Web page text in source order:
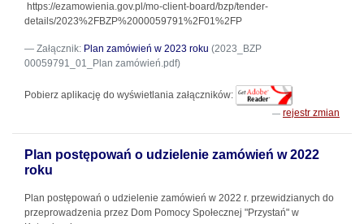
https://ezamowienia.gov.pl/mo-client-board/bzp/tender-
details/2023%2FBZP%2000059791%2F01%2FP
Załącznik: Plan zamówień w 2023 roku (2023_BZP
00059791_01_Plan zamówień.pdf)
Pobierz aplikację do wyświetlania załączników:
rejestr zmian
Plan postępowań o udzielenie zamówień w 2022
roku
Plan postępowań o udzielenie zamówień w 2022 r. przewidzianych do
przeprowadzenia przez Dom Pomocy Społecznej "Przystań" w